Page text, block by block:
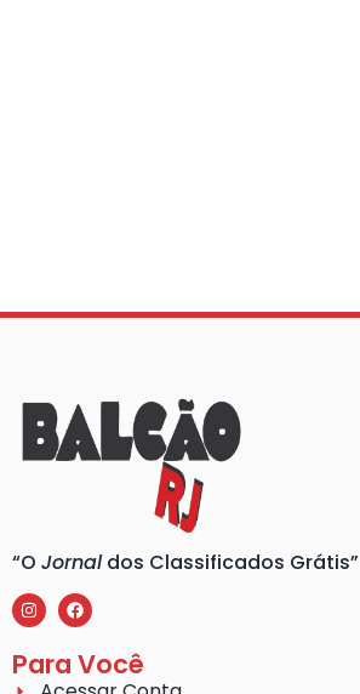
“O Jornaldos Classificados Grátis”
Para Você